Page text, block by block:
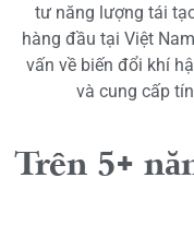
tư năng lượng tái
hàng đầu tại Việt
vấn về biến đổi khí
và cung cấp
Trên 5+